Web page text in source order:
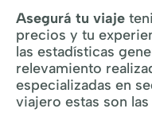
Asegurá tu viaje
precios y tu
las estadísticas
relevamiento
especializadas en
viajero estas son